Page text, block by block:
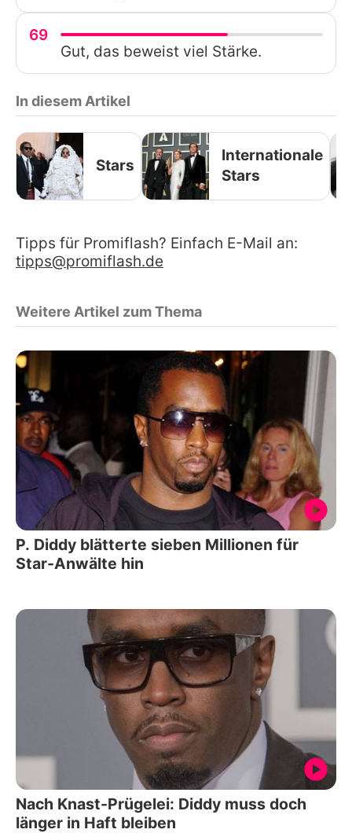
69
Gut, das beweist viel Stärke.
In diesem Artikel
Stars
Internationale
Stars
Tipps für Promiflash? Einfach E-Mail an:
tipps@promiflash.de
Weitere Artikel zum Thema
P. Diddy blätterte sieben Millionen für
Star-Anwälte hin
Nach Knast-Prügelei: Diddy muss doch
länger in Haft bleiben